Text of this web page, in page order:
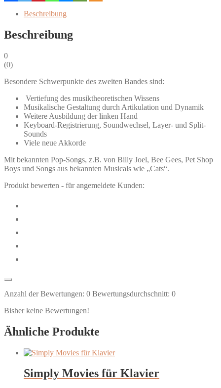
Beschreibung
Beschreibung
0
(0)
Besondere Schwerpunkte des zweiten Bandes sind:
Vertiefung des musiktheoretischen Wissens
Musikalische Gestaltung durch Artikulation und Dynamik
Weitere Ausbildung der linken Hand
Keyboard-Registrierung, Soundwechsel, Layer- und Split-
Sounds
Viele neue Akkorde
Mit bekannten Pop-Songs, z.B. von Billy Joel, Bee Gees, Pet Shop
Boys und Songs aus bekannten Musicals wie „Cats“.
Produkt bewerten - für angemeldete Kunden:
Anzahl der Bewertungen: 0 Bewertungsdurchschnitt: 0
Bisher keine Bewertungen!
Ähnliche Produkte
Simply Movies für Klavier